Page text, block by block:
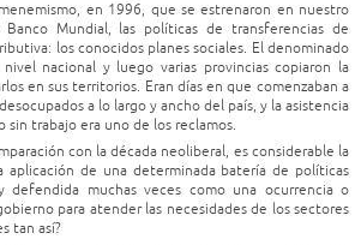
en 1996, que se estrenaron en nuestro
Mundial, las políticas de transferencias de
los conocidos planes sociales. El denominado
nivel nacional y luego varias provincias copiaron la
en sus territorios. Eran días en que comenzaban a
a lo largo y ancho del país, y la asistencia
sin trabajo era uno de los reclamos.
con la década neoliberal, es considerable la
aplicación de una determinada batería de políticas
defendida muchas veces como una ocurrencia o
para atender las necesidades de los sectores
tan así?